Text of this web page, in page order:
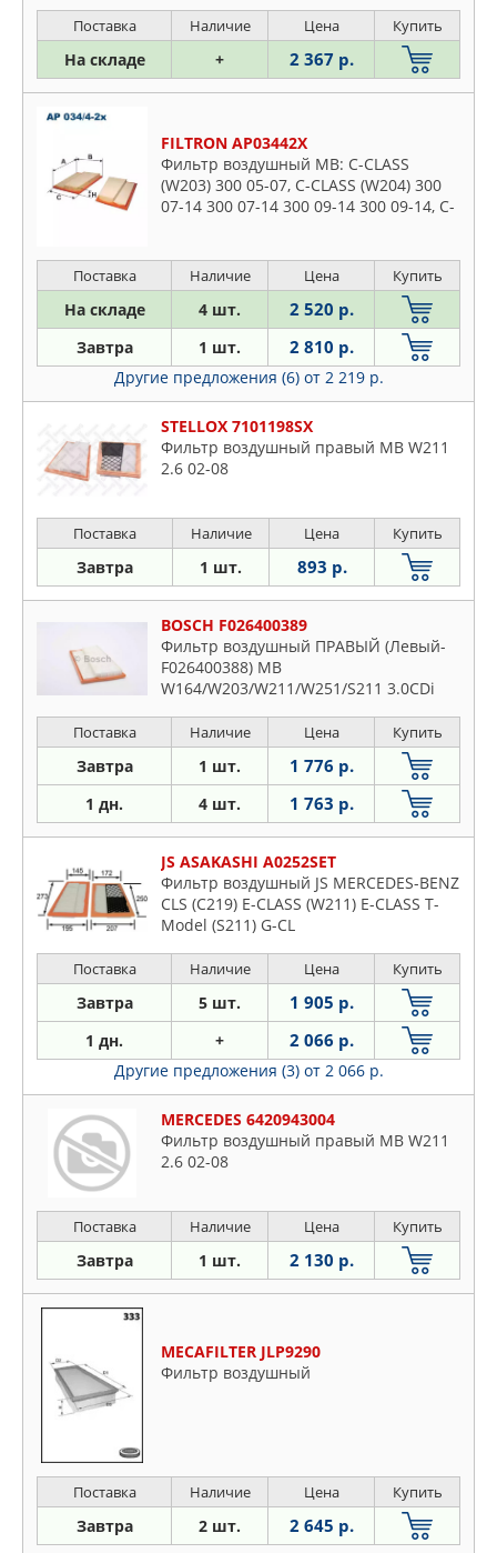
Поставка Наличие Цена Купить
На складе + 2 367 р.
FILTRON AP03442X
Фильтр воздушный MB: C-CLASS
(W203) 300 05-07, C-CLASS (W204) 300
07-14 300 07-14 300 09-14 300 09-14, C-
Поставка Наличие Цена Купить
На складе 4 шт. 2 520 р.
Завтра 1 шт. 2 810 р.
Другие предложения (6) от 2 219 р.
STELLOX 7101198SX
Фильтр воздушный правый MB W211
2.6 02-08
Поставка Наличие Цена Купить
Завтра 1 шт. 893 р.
BOSCH F026400389
Фильтр воздушный ПРАВЫЙ (Левый-
F026400388) MB
W164/W203/W211/W251/S211 3.0CDi
Поставка Наличие Цена Купить
Завтра 1 шт. 1 776 р.
1 дн. 4 шт. 1 763 р.
JS ASAKASHI A0252SET
Фильтр воздушный JS MERCEDES-BENZ
CLS (C219) E-CLASS (W211) E-CLASS T-
Model (S211) G-CL
Поставка Наличие Цена Купить
Завтра 5 шт. 1 905 р.
1 дн. + 2 066 р.
Другие предложения (3) от 2 066 р.
MERCEDES 6420943004
Фильтр воздушный правый MB W211
2.6 02-08
Поставка Наличие Цена Купить
Завтра 1 шт. 2 130 р.
MECAFILTER JLP9290
Фильтр воздушный
Поставка Наличие Цена Купить
Завтра 2 шт. 2 645 р.